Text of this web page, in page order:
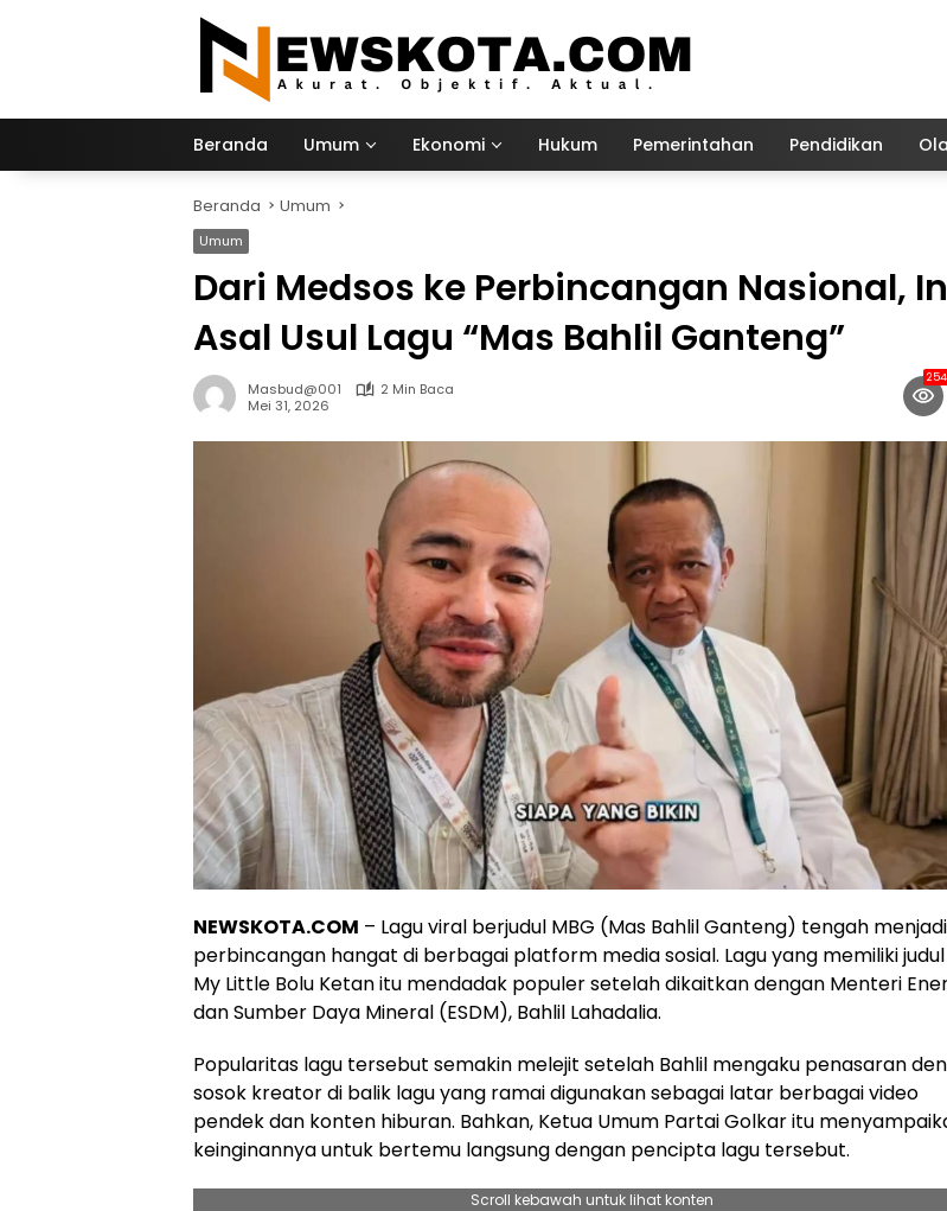
Beranda Umum Ekonomi Hukum Pemerintahan Pendidikan
Beranda Umum
Umum
Dari Medsos ke Perbincangan Nasional,
Asal Usul Lagu “Mas Bahlil Ganteng”
Masbud@001
2 Min Baca
Mei 31, 2026
254
NEWSKOTA.COM – Lagu viral berjudul MBG (Mas Bahlil Ganteng) tengah menjadi
perbincangan hangat di berbagai platform media sosial. Lagu yang memiliki
My Little Bolu Ketan itu mendadak populer setelah dikaitkan dengan Menteri
dan Sumber Daya Mineral (ESDM), Bahlil Lahadalia.
Popularitas lagu tersebut semakin melejit setelah Bahlil mengaku penasaran
sosok kreator di balik lagu yang ramai digunakan sebagai latar berbagai video
pendek dan konten hiburan. Bahkan, Ketua Umum Partai Golkar itu
keinginannya untuk bertemu langsung dengan pencipta lagu tersebut.
Scroll kebawah untuk lihat konten